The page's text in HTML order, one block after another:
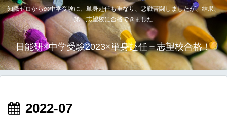
知識ゼロからの中学受験に、単身赴任も重なり、悪戦苦闘しましたが、結果、
第一志望校に合格できました
日能研×中学受験2023×単身赴任＝志望校合格！
2022-07